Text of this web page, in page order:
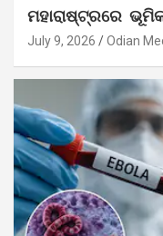
ମହାରାଷ୍ଟ୍ରରେ
July 9, 2026 Odian